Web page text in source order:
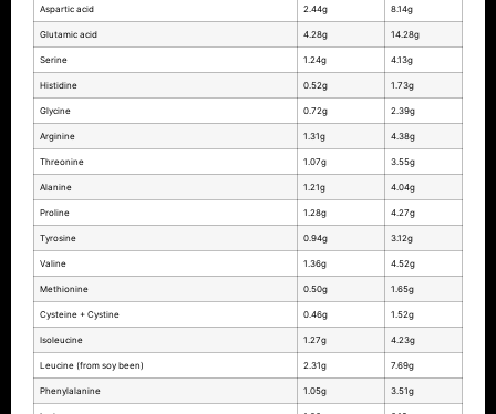
Aspartic acid 2.44g 8.14g
Glutamic acid 4.28g 14.28g
Serine 1.24g 4.13g
Histidine 0.52g 1.73g
Glycine 0.72g 2.39g
Arginine 1.31g 4.38g
Threonine 1.07g 3.55g
Alanine 1.21g 4.04g
Proline 1.28g 4.27g
Tyrosine 0.94g 3.12g
Valine 1.36g 4.52g
Methionine 0.50g 1.65g
Cysteine + Cystine 0.46g 1.52g
Isoleucine 1.27g 4.23g
Leucine (from soy been) 2.31g 7.69g
Phenylalanine 1.05g 3.51g